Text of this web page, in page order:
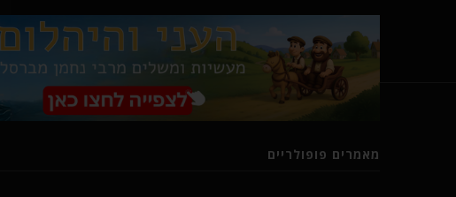
מאמרים פופולריים